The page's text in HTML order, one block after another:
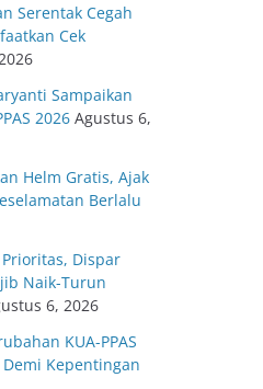
Serentak Cegah
Cek
Sampaikan
2026 Agustus 6,
Helm Gratis, Ajak
Berlalu
Dispar
Naik-Turun
6, 2026
KUA-PPAS
Kepentingan